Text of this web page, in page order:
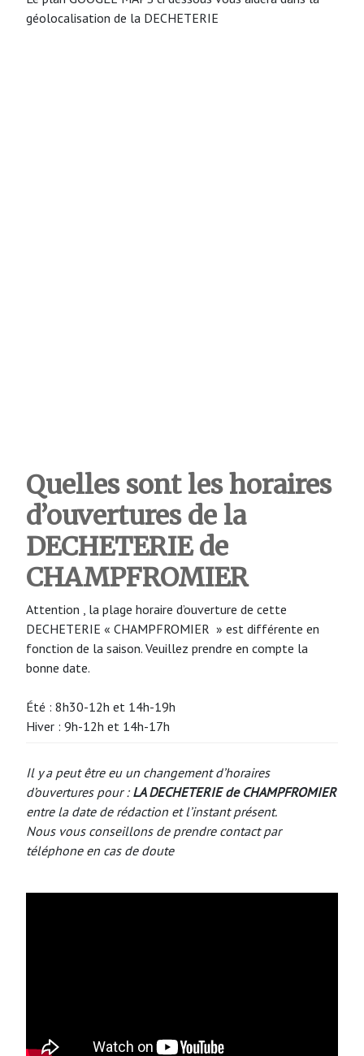
géolocalisation de la DECHETERIE
Quelles sont les horaires
d’ouvertures de la
DECHETERIE de
CHAMPFROMIER
Attention , la plage horaire d’ouverture de cette
DECHETERIE « CHAMPFROMIER » est différente en
fonction de la saison. Veuillez prendre en compte la
bonne date.
Été : 8h30-12h et 14h-19h
Hiver : 9h-12h et 14h-17h
Il y a peut être eu un changement d’horaires
d’ouvertures pour : LA DECHETERIEde CHAMPFROMIER
entre la date de rédaction et l’instant présent.
Nous vous conseillons de prendre contact par
téléphone en cas de doute